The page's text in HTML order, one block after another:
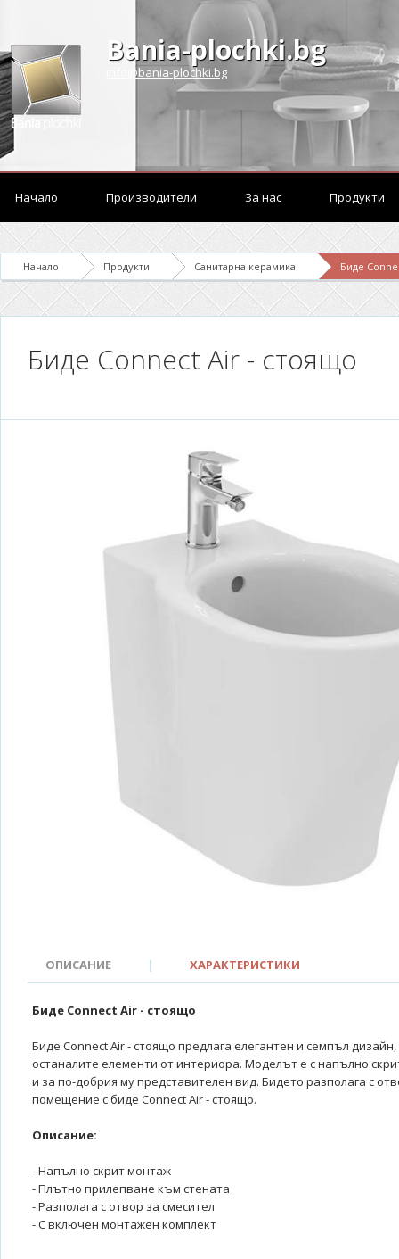
Bania-plochki.bg
info@bania-plochki.bg
Начало Производители За нас Продукти
Начало Продукти Санитарна керамика Биде
Биде Connect Air - стоящо
ОПИСАНИЕ | ХАРАКТЕРИСТИКИ
Биде Connect Air - стоящо
Биде Connect Air - стоящо предлага елегантен и семпъл
останалите елементи от интериора. Моделът е с напълно
и за по-добрия му представителен вид. Бидето разполага с
помещение с биде Connect Air - стоящо.
Описание:
- Напълно скрит монтаж
- Плътно прилепване към стената
- Разполага с отвор за смесител
- С включен монтажен комплект